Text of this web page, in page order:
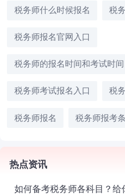
税务师什么时候报名 税
税务师报名官网入口
税务师的报名时间和考试时间
税务师考试报名入口 税
税务师报名 税务师报考
热点资讯
如何备考税务师各科目？给